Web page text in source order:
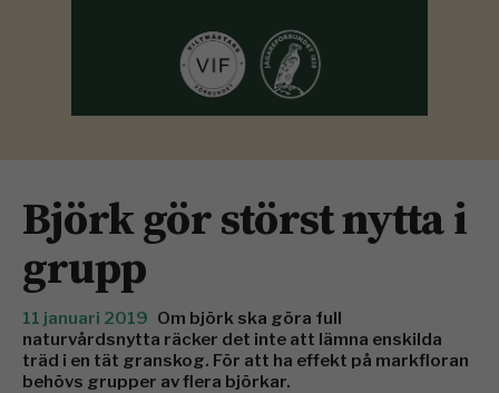
Björk gör störst nytta i
grupp
11 januari 2019 Om björk ska göra full
naturvårdsnytta räcker det inte att lämna enskilda
träd i en tät granskog. För att ha effekt på markfloran
behövs grupper av flera björkar.